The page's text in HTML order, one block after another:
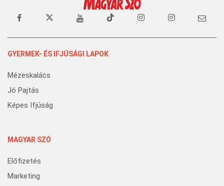
GYERMEK- ÉS IFJÚSÁGI LAPOK
Mézeskalács
Jó Pajtás
Képes Ifjúság
MAGYAR SZÓ
Előfizetés
Marketing